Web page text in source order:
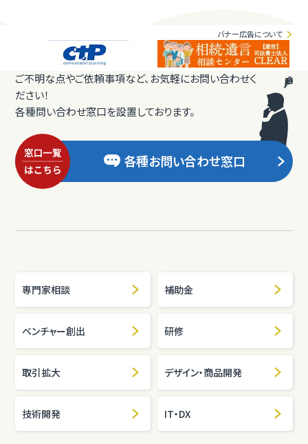
バナー広告について
ご不明な点やご依頼事項など、お気軽にお問い合わせく
ださい！
各種問い合わせ窓口を設置しております。
各種お問い合わせ窓口
専門家相談 補助金
ベンチャー創出 研修
取引拡大 デザイン・商品開発
技術開発 IT・DX